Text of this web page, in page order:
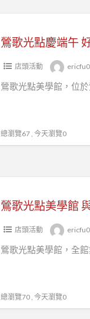
鶯歌光點慶端午
店頭活動
鶯歌光點美學館，位
總瀏覽67 , 今天瀏覽0
鶯歌光點美學館
店頭活動
鶯歌光點美學館，全
總瀏覽70 , 今天瀏覽0